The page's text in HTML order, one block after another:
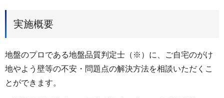
実施概要
地盤のプロである地盤品質判定士（※）に、ご自宅のがけ
地やよう壁等の不安・問題点の解決方法を相談いただくこ
とができます。